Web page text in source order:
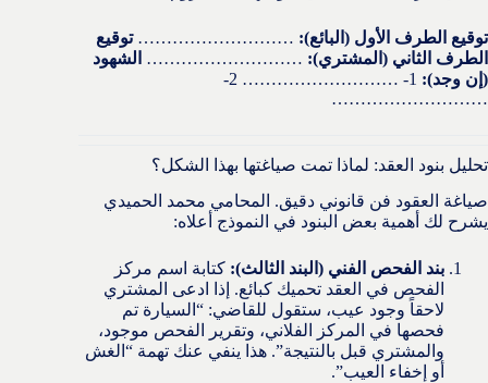
توقيع الطرف الأول (البائع): ………………………توقيع
الطرف الثاني (المشتري): ……………………… الشهود
(إن وجد):
1- ……………………… 2-
………………………
تحليل بنود العقد: لماذا تمت صياغتها بهذا الشكل؟
صياغة العقود فن قانوني دقيق. المحامي محمد الحميدي
يشرح لك أهمية بعض البنود في النموذج أعلاه:
بند الفحص الفني (البند الثالث): كتابة اسم مركز
الفحص في العقد تحميك كبائع. إذا ادعى المشتري
لاحقاً وجود عيب، ستقول للقاضي: “السيارة تم
فحصها في المركز الفلاني، وتقرير الفحص موجود،
والمشتري قبل بالنتيجة”. هذا ينفي عنك تهمة “الغش
أو إخفاء العيب”.